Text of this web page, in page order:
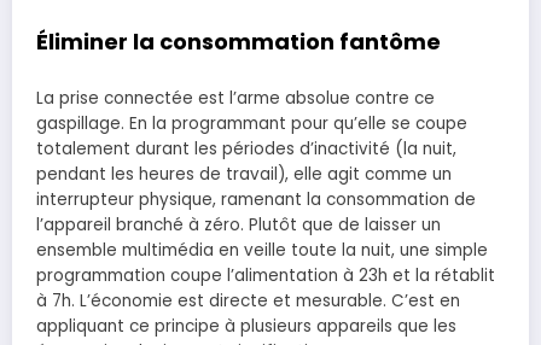
Éliminer la consommation fantôme
La prise connectée est l’arme absolue contre ce
gaspillage. En la programmant pour qu’elle se coupe
totalement durant les périodes d’inactivité (la nuit,
pendant les heures de travail), elle agit comme un
interrupteur physique, ramenant la consommation de
l’appareil branché à zéro. Plutôt que de laisser un
ensemble multimédia en veille toute la nuit, une simple
programmation coupe l’alimentation à 23h et la rétablit
à 7h. L’économie est directe et mesurable. C’est en
appliquant ce principe à plusieurs appareils que les